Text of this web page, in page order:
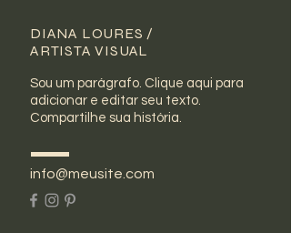
DIANA LOURES /
ARTISTA VISUAL
Sou um parágrafo. Clique aqui para
adicionar e editar seu texto.
Compartilhe sua história.
info@meusite.com